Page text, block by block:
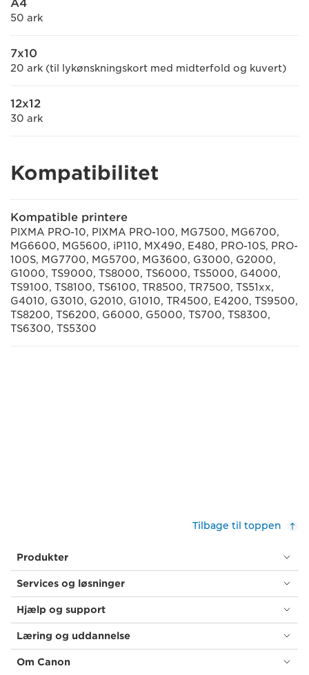
A4
50 ark
7x10
20 ark (til lykønskningskort med midterfold og kuvert)
12x12
30 ark
Kompatibilitet
Kompatible printere
PIXMA PRO-10, PIXMA PRO-100, MG7500, MG6700,
MG6600, MG5600, iP110, MX490, E480, PRO-10S, PRO-
100S, MG7700, MG5700, MG3600, G3000, G2000,
G1000, TS9000, TS8000, TS6000, TS5000, G4000,
TS9100, TS8100, TS6100, TR8500, TR7500, TS51xx,
G4010, G3010, G2010, G1010, TR4500, E4200, TS9500,
TS8200, TS6200, G6000, G5000, TS700, TS8300,
TS6300, TS5300
Tilbage til toppen
Produkter
Services og løsninger
Hjælp og support
Læring og uddannelse
Om Canon